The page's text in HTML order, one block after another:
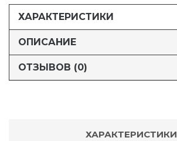
ХАРАКТЕРИСТИКИ
ОПИСАНИЕ
ОТЗЫВОВ (0)
ХАРАКТЕРИСТИКИ